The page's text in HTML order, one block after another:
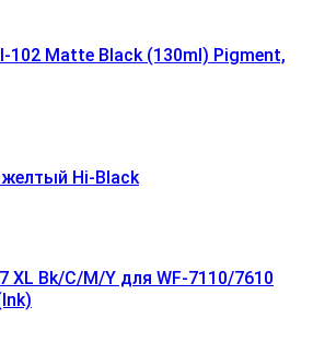
102 Matte Black (130ml) Pigment,
Hi-Black
XL Bk/C/M/Y для WF-7110/7610